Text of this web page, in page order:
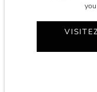
SERVICE CLIENT
RENDEZ-VOUS AU